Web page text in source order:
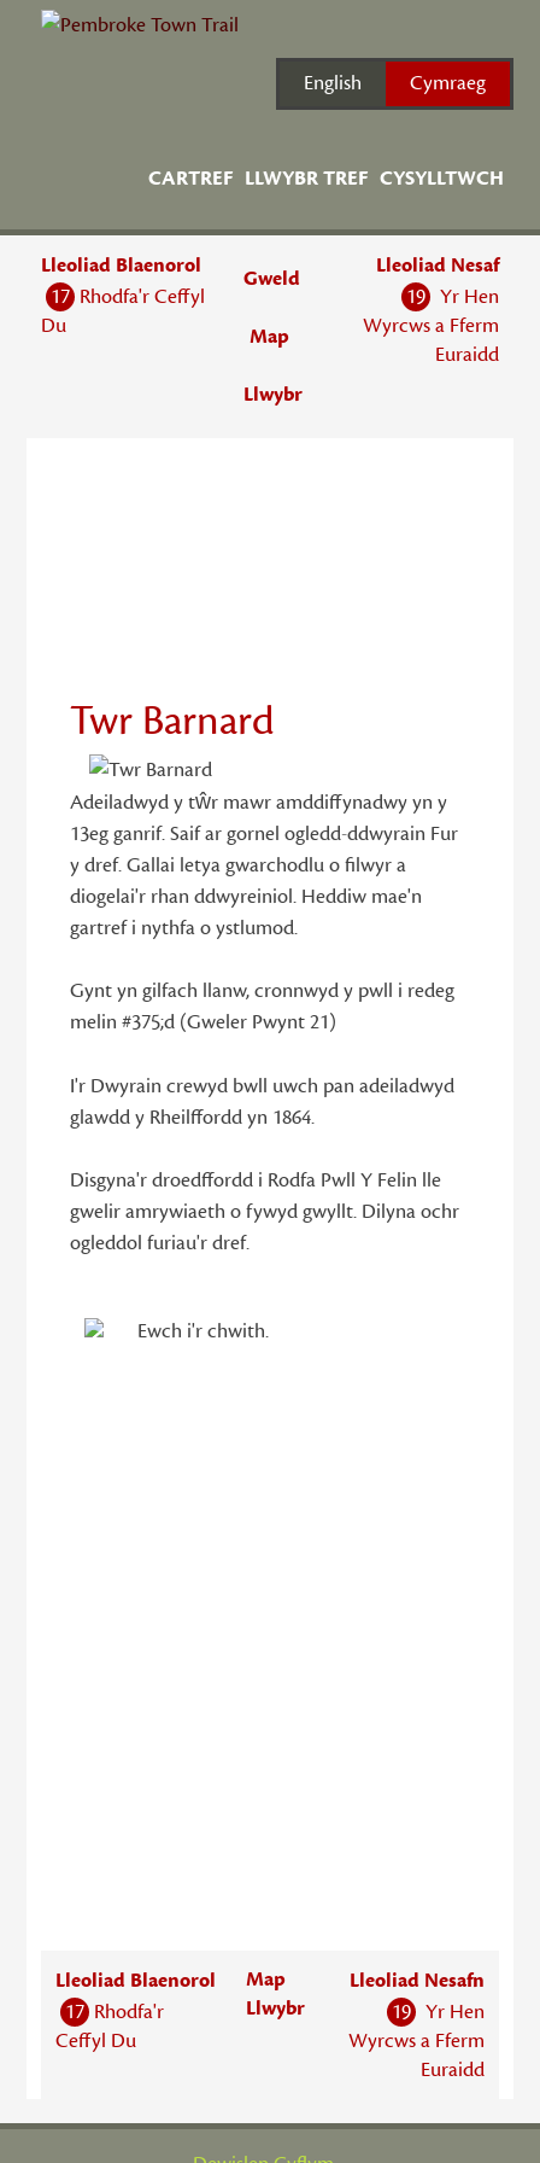
English Cymraeg
CARTREF LLWYBR TREF CYSYLLTWCH
Lleoliad Blaenorol
17 Rhodfa'r Ceffyl
Du
Gweld
Map
Llwybr
Lleoliad Nesaf
19 Yr Hen
Wyrcws a Fferm
Euraidd
Twr Barnard
Adeiladwyd y tŵr mawr amddiffynadwy yn y
13eg ganrif. Saif ar gornel ogledd-ddwyrain Fur
y dref. Gallai letya gwarchodlu o filwyr a
diogelai'r rhan ddwyreiniol. Heddiw mae'n
gartref i nythfa o ystlumod.
Gynt yn gilfach llanw, cronnwyd y pwll i redeg
melin #375;d (Gweler Pwynt 21)
I'r Dwyrain crewyd bwll uwch pan adeiladwyd
glawdd y Rheilffordd yn 1864.
Disgyna'r droedffordd i Rodfa Pwll Y Felin lle
gwelir amrywiaeth o fywyd gwyllt. Dilyna ochr
ogleddol furiau'r dref.
Ewch i'r chwith.
Lleoliad Blaenorol
17 Rhodfa'r
Ceffyl Du
Map
Llwybr
Lleoliad Nesafn
19 Yr Hen
Wyrcws a Fferm
Euraidd